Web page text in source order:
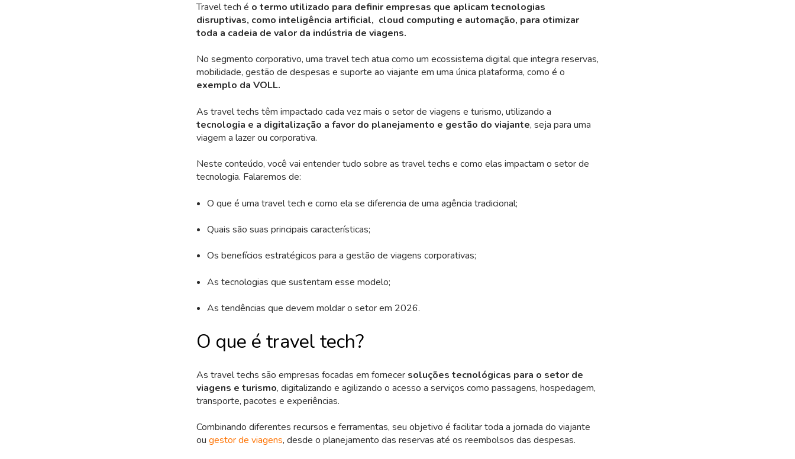
Travel tech é o termo utilizado para definir empresas que aplicam tecnologias
disruptivas, como inteligência artificial, cloud computing e automação, para otimizar
toda a cadeia de valor da indústria de viagens.
No segmento corporativo, uma travel tech atua como um ecossistema digital que integra reservas,
mobilidade, gestão de despesas e suporte ao viajante em uma única plataforma, como é o
exemplo da VOLL.
As travel techs têm impactado cada vez mais o setor de viagens e turismo, utilizando a
tecnologia e a digitalização a favor do planejamento e gestão do viajante, seja para uma
viagem a lazer ou corporativa.
Neste conteúdo, você vai entender tudo sobre as travel techs e como elas impactam o setor de
tecnologia. Falaremos de:
O que é uma travel tech e como ela se diferencia de uma agência tradicional;
Quais são suas principais características;
Os benefícios estratégicos para a gestão de viagens corporativas;
As tecnologias que sustentam esse modelo;
As tendências que devem moldar o setor em 2026.
O que é travel tech?
As travel techs são empresas focadas em fornecer soluções tecnológicas para o setor de
viagens e turismo, digitalizando e agilizando o acesso a serviços como passagens, hospedagem,
transporte, pacotes e experiências.
Combinando diferentes recursos e ferramentas, seu objetivo é facilitar toda a jornada do viajante
ou gestor de viagens, desde o planejamento das reservas até os reembolsos das despesas.